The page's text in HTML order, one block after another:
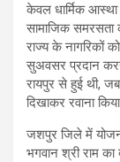
केवल धार्मिक
सामाजिक समरसता
राज्य के नागरिकों
सुअवसर प्रदान
रायपुर से हुई थी,
दिखाकर रवाना
जशपुर जिले में
भगवान श्री राम